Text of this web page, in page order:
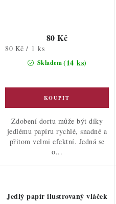
Skladem(14 ks)
80 Kč
Měrná
80 Kč / 1 ks
Zdobení dortu může být díky
jedlému papíru rychlé, snadné a
přitom velmi efektní. Jedná se
o...
Jedlý papír ilustrovaný vláček